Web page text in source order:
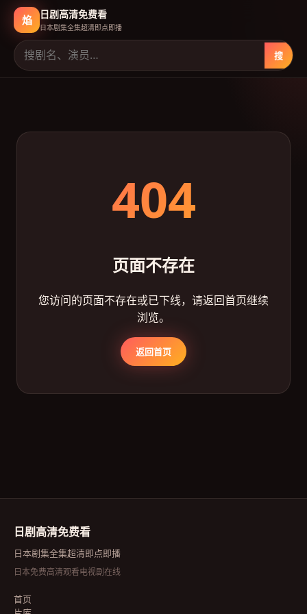
焰 日剧高清免费看
日本剧集全集超清即点即播
搜
404
页面不存在
您访问的页面不存在或已下线，请返回首页继续
浏览。
返回首页
日剧高清免费看
日本剧集全集超清即点即播
日本免费高清观看电视剧在线
首页